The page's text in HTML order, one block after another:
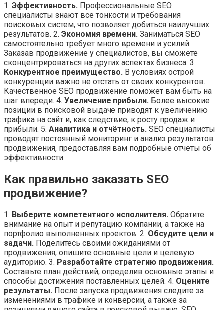
1. Эффективность. Профессиональные SEO
специалисты знают все тонкости и требования
поисковых систем, что позволяет добиться наилучших
результатов. 2. Экономия времени. Заниматься SEO
самостоятельно требует много времени и усилий.
Заказав продвижение у специалистов, вы сможете
сконцентрироваться на других аспектах бизнеса. 3.
Конкурентное преимущество. В условиях острой
конкуренции важно не отстать от своих конкурентов.
Качественное SEO продвижение поможет вам быть на
шаг впереди. 4. Увеличение прибыли. Более высокие
позиции в поисковой выдаче приводят к увеличению
трафика на сайт и, как следствие, к росту продаж и
прибыли. 5. Аналитика и отчётность. SEO специалисты
проводят постоянный мониторинг и анализ результатов
продвижения, предоставляя вам подробные отчеты об
эффективности.
Как правильно заказать SEO
продвижение?
1. Выберите компетентного исполнителя. Обратите
внимание на опыт и репутацию компании, а также на
портфолио выполненных проектов. 2. Обсудите цели и
задачи. Поделитесь своими ожиданиями от
продвижения, опишите основные цели и целевую
аудиторию. 3. Разработайте стратегию продвижения.
Составьте план действий, определив основные этапы и
способы достижения поставленных целей. 4. Оцените
результаты. После запуска продвижения следите за
изменениями в трафике и конверсии, а также за